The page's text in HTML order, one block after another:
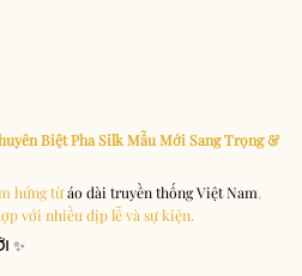
Biệt Pha Silk Mẫu Mới Sang Trọng &
hứng từáo dài truyền thống Việt Nam,
với nhiều dịp lễ và sự kiện.
✨